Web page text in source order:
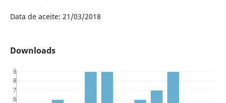
Data de aceite: 21/03/2018
Downloads